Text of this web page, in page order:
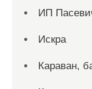
ИП
Искра
Караван,